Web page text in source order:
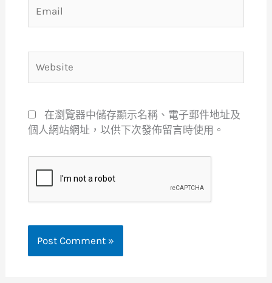
在瀏覽器中儲存顯示名稱、電子郵件地址及
個人網站網址，以供下次發佈留言時使用。